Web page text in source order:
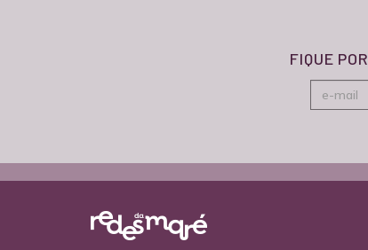
FIQUE